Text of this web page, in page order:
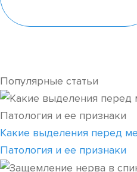
Популярные статьи
Какие выделения перед
Патология и ее признаки